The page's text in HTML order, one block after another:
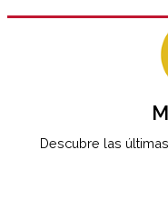
Descubre las